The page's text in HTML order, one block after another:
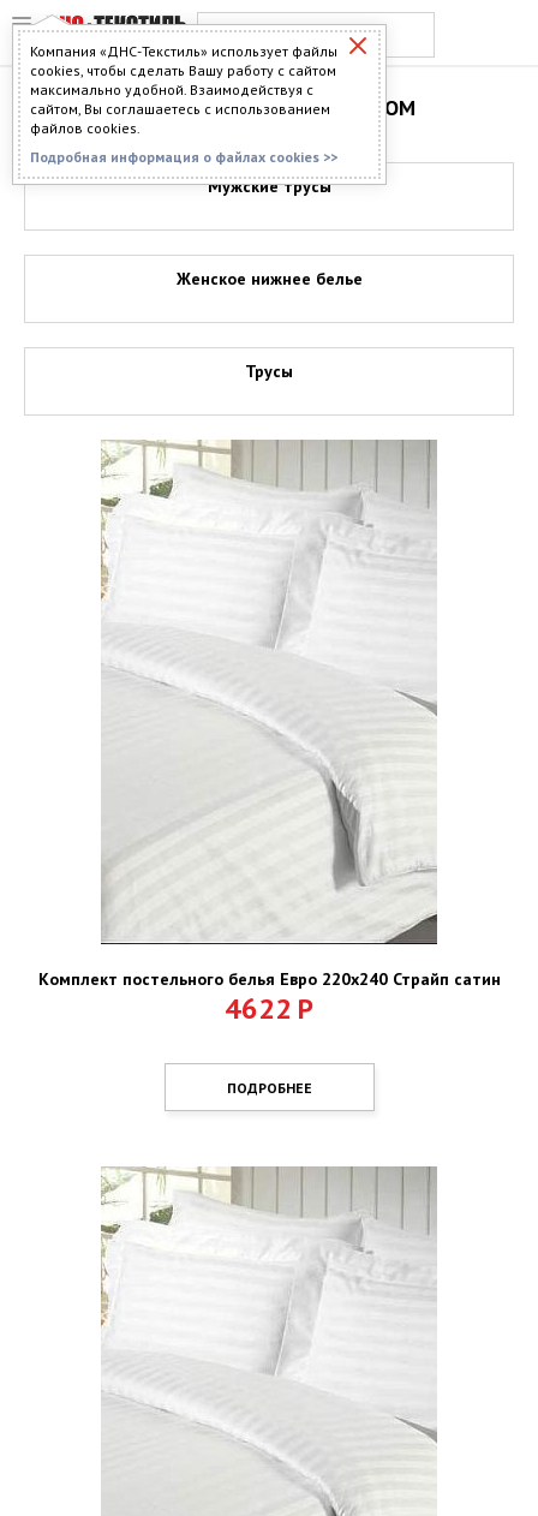
Компания «ДНС-Текстиль» использует файлы
cookies, чтобы сделать Вашу работу с сайтом
максимально удобной. Взаимодействуя с
сайтом, Вы соглашаетесь с использованием
файлов cookies.
Подробная информация о файлах cookies >>
НИЖНЕЕ БЕЛЬЕ ОПТОМ
Мужские трусы
Женское нижнее белье
Трусы
Комплект постельного белья Евро 220х240 Страйп сатин
4622 Р
ПОДРОБНЕЕ